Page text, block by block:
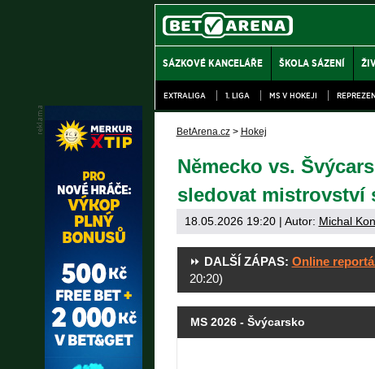
SÁZKOVÉ KANCELÁŘE ŠKOLA SÁZENÍ
EXTRALIGA 1. LIGA MS V HOKEJI
BetArena.cz > Hokej
Německo vs.
sledovat mistrovství
18.05.2026 19:20| Autor: Michal
⏩ DALŠÍ ZÁPAS: Online
20:20)
MS 2026 - Švýcarsko